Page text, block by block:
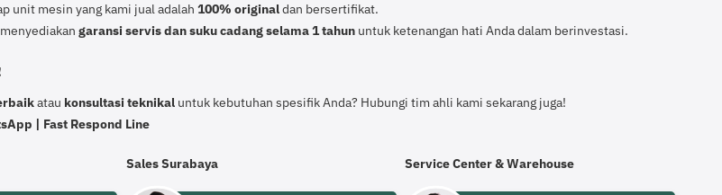
unit mesin yang kami jual adalah 100% originaldan bersertifikat.
garansi servis dan suku cadang selama 1 tahun untuk ketenangan hati Anda dalam berinvestasi.
atau konsultasi teknikal untuk kebutuhan spesifik Anda? Hubungi tim ahli kami sekarang juga!
| Fast Respond Line
Sales Surabaya Service Center & Warehouse